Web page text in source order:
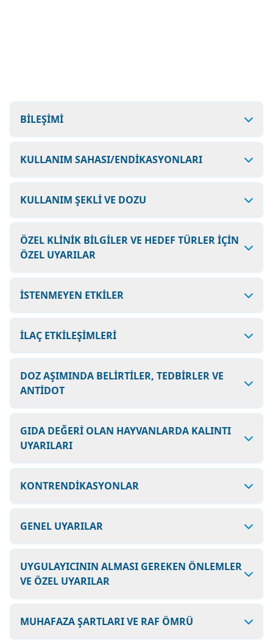
BİLEŞİMİ
KULLANIM SAHASI/ENDİKASYONLARI
KULLANIM ŞEKLİ VE DOZU
ÖZEL KLİNİK BİLGİLER VE HEDEF TÜRLER İÇİN
ÖZEL UYARILAR
İSTENMEYEN ETKİLER
İLAÇ ETKİLEŞİMLERİ
DOZ AŞIMINDA BELİRTİLER, TEDBİRLER VE
ANTİDOT
GIDA DEĞERİ OLAN HAYVANLARDA KALINTI
UYARILARI
KONTRENDİKASYONLAR
GENEL UYARILAR
UYGULAYICININ ALMASI GEREKEN ÖNLEMLER
VE ÖZEL UYARILAR
MUHAFAZA ŞARTLARI VE RAF ÖMRÜ